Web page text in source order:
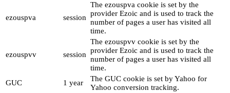
ezouspva session
The ezouspva cookie is set by the
provider Ezoic and is used to track the
number of pages a user has visited all
time.
ezouspvv session
The ezouspvv cookie is set by the
provider Ezoic and is used to track the
number of pages a user has visited all
time.
GUC
1 year
The GUC cookie is set by Yahoo for
Yahoo conversion tracking.